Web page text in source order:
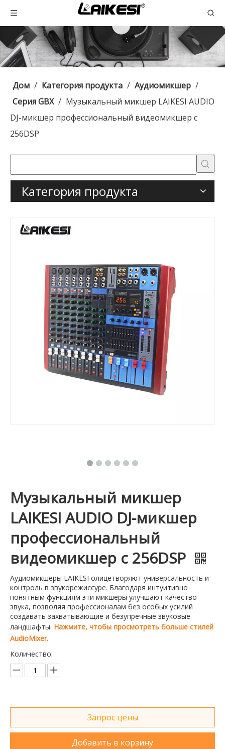
Дом / Категория продукта / Аудиомикшер /
Серия GBX / Музыкальный микшер LAIKESI AUDIO
DJ-микшер профессиональный видеомикшер с
256DSP
Категория продукта
Музыкальный микшер
LAIKESI AUDIO DJ-микшер
профессиональный
видеомикшер с 256DSP
Аудиомикшеры LAIKESI олицетворяют универсальность и
контроль в звукорежиссуре. Благодаря интуитивно
понятным функциям эти микшеры улучшают качество
звука, позволяя профессионалам без особых усилий
создавать захватывающие и безупречные звуковые
ландшафты. Нажмите, чтобы просмотреть больше стилей
AudioMixer.
Количество:
Запрос цены
Добавить в корзину